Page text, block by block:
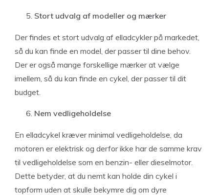
Stort udvalg af modeller og mærker
Der findes et stort udvalg af elladcykler på markedet,
så du kan finde en model, der passer til dine behov.
Der er også mange forskellige mærker at vælge
imellem, så du kan finde en cykel, der passer til dit
budget.
Nem vedligeholdelse
En elladcykel kræver minimal vedligeholdelse, da
motoren er elektrisk og derfor ikke har de samme krav
til vedligeholdelse som en benzin- eller dieselmotor.
Dette betyder, at du nemt kan holde din cykel i
topform uden at skulle bekymre dig om dyre